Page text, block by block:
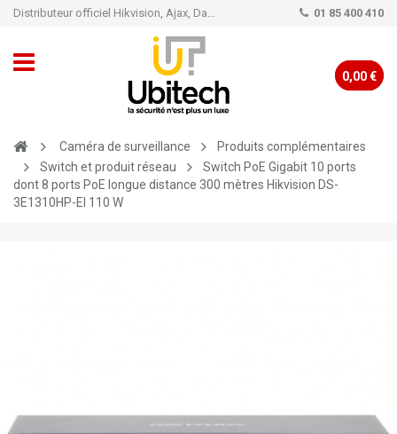
Distributeur officiel Hikvision, Ajax, Dahua, TP-Link - Caméra de vidéo surveillance - Alarme 01 85 400 410
0,00 €
Caméra de surveillance
Produits complémentaires
Switch et produit réseau
Switch PoE Gigabit 10 ports
dont 8 ports PoE longue distance 300 mètres Hikvision DS-
3E1310HP-EI 110 W